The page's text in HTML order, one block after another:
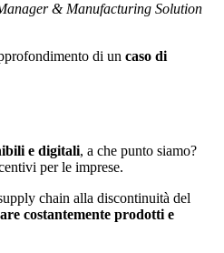
& Manufacturing Solution
di un caso di
e digitali, a che punto siamo?
per le imprese.
chain alla discontinuità del
costantemente prodotti e